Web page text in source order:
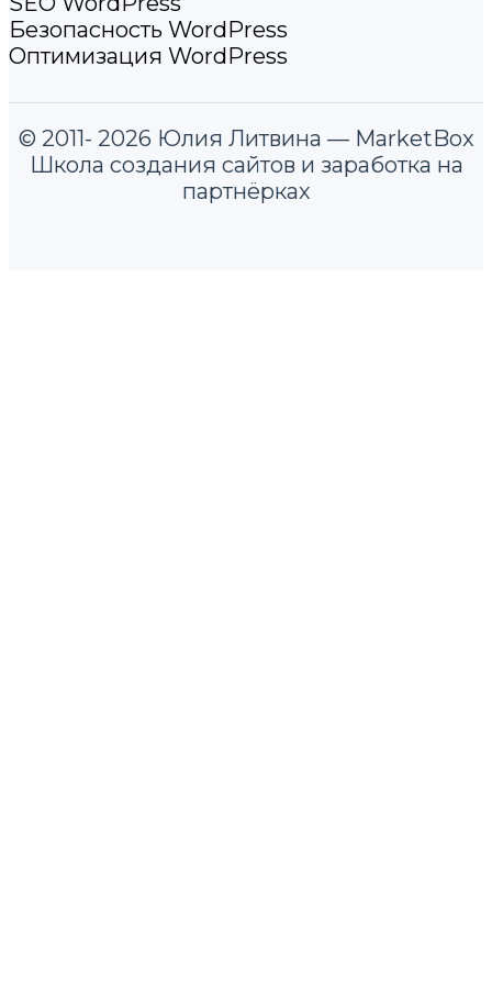
Безопасность WordPress
Оптимизация WordPress
© 2011- 2026 Юлия Литвина — MarketBox
Школа создания сайтов и заработка на
партнёрках